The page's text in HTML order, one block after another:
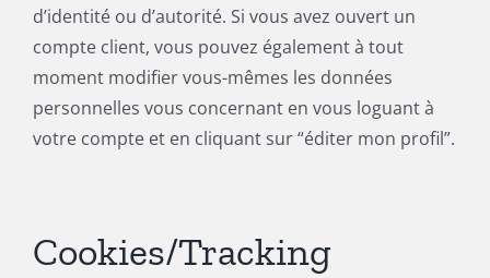
d’identité ou d’autorité. Si vous avez ouvert un
compte client, vous pouvez également à tout
moment modifier vous-mêmes les données
personnelles vous concernant en vous loguant à
votre compte et en cliquant sur “éditer mon profil”.
Cookies/Tracking